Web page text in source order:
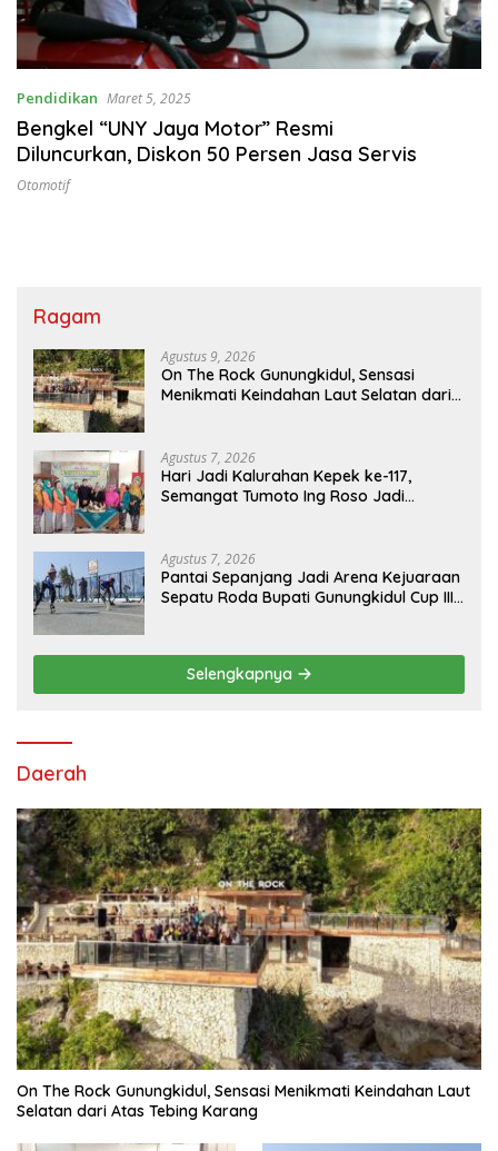
Pendidikan Maret 5, 2025
Bengkel “UNY Jaya Motor” Resmi
Diluncurkan, Diskon 50 Persen Jasa Servis
Otomotif
Ragam
Agustus 9, 2026
On The Rock Gunungkidul, Sensasi
Menikmati Keindahan Laut Selatan dari
Agustus 7, 2026
Hari Jadi Kalurahan Kepek ke-117,
Semangat Tumoto Ing Roso Jadi
Agustus 7, 2026
Pantai Sepanjang Jadi Arena Kejuaraan
Sepatu Roda Bupati Gunungkidul Cup III
Selengkapnya
Daerah
On The Rock Gunungkidul, Sensasi Menikmati Keindahan Laut
Selatan dari Atas Tebing Karang